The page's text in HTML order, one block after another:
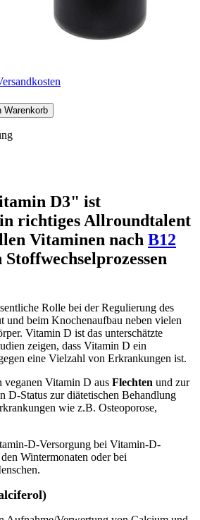
Warenkorb
D3" ist
richtiges Allroundtalent
Vitaminen nach B12
Rolle bei der Regulierung des
und beim Knochenaufbau neben vielen
Vitamin D ist das unterschätzte
zeigen, dass Vitamin D ein
eine Vielzahl von Erkrankungen ist.
Vitamin D aus Flechten und zur
D-Status zur diätetischen Behandlung
wie z.B. Osteoporose,
D-Versorgung bei Vitamin-D-
Wintermonaten oder bei